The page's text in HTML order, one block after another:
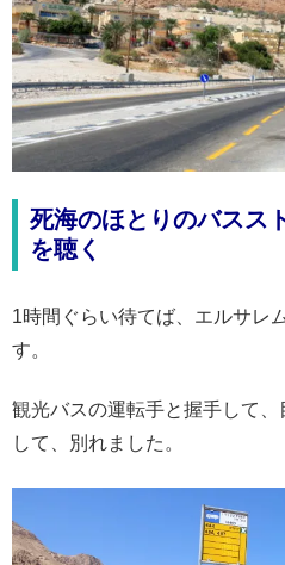
死海のほとりのバスス
を聴く
1時間ぐらい待てば、エルサレ
す。
観光バスの運転手と握手して
して、別れました。